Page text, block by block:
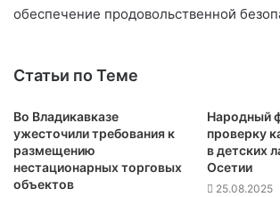
обеспечение продовольственной
Статьи по Теме
Во Владикавказе
ужесточили требования к
размещению
нестационарных торговых
объектов
Народный
проверку
в детских
Осетии
25.08.2025